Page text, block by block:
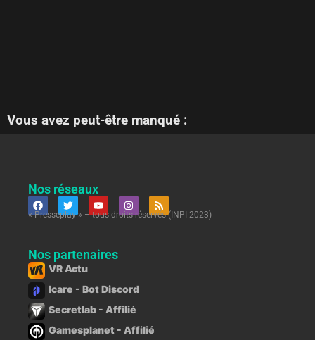
Vous avez peut-être manqué :
Nos réseaux
« Presseplay » – tous droits réservés (INPI 2023)
Nos partenaires
VR Actu
Icare - Bot Discord
Secretlab - Affilié
Gamesplanet - Affilié